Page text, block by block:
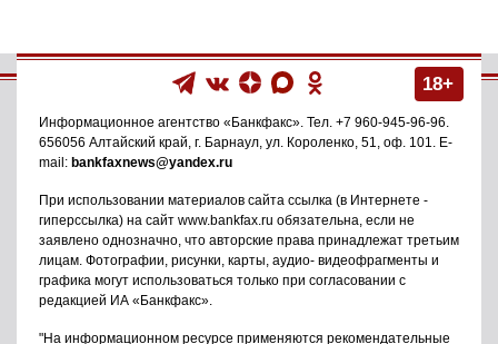
18+
Информационное агентство «Банкфакс» . Тел. +7 960-945-96-96
656056 Алтайский край, г. Барнаул ул. Короленко, 51, оф. 101
. E-
mail: bankfaxnews@yandex.ru
При использовании материалов сайта ссылка (в Интернете -
гиперссылка) на сайт www.bankfax.ru обязательна, если не
заявлено однозначно, что авторские права принадлежат третьим
лицам. Фотографии, рисунки, карты, аудио- видеофрагменты и
графика могут использоваться только при согласовании с
редакцией ИА «Банкфакс».
"На информационном ресурсе применяются рекомендательные